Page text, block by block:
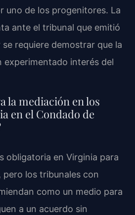
uno de los progenitores. La
ante el tribunal que emitió
requiere demostrar que la
experimentado interés del
la mediación en los
en el Condado de
obligatoria en Virginia para
pero los tribunales con
como un medio para
a un acuerdo sin